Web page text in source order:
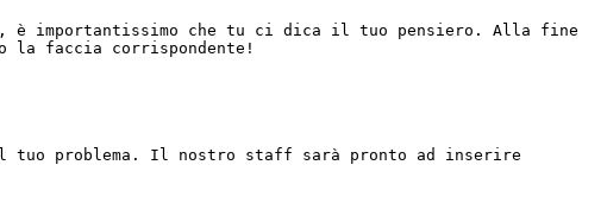
è importantissimo che tu ci dica il tuo pensiero. Alla fine
la faccia corrispondente!
tuo problema. Il nostro staff sarà pronto ad inserire